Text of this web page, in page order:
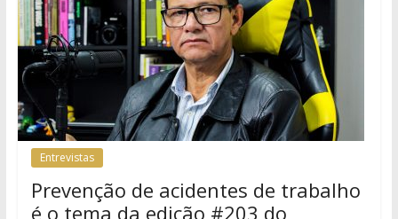
Entrevistas
Prevenção de acidentes de trabalho
é o tema da edição #203 do